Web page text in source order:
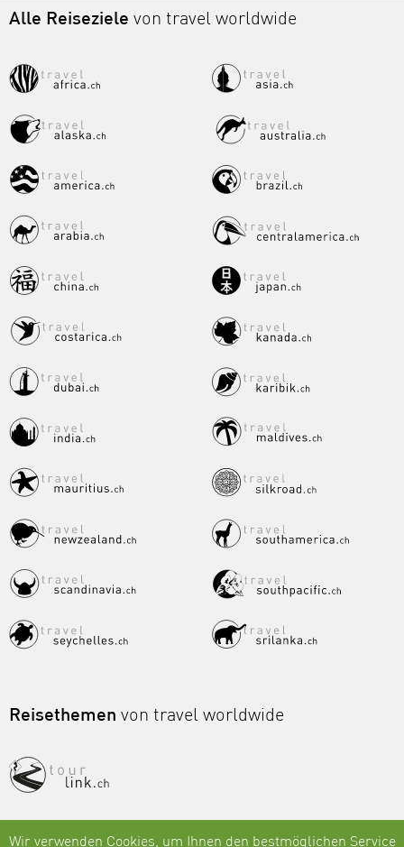
Alle Reiseziele von travel worldwide
Reisethemen von travel worldwide
Wir verwenden Cookies, um Ihnen den bestmöglichen Service